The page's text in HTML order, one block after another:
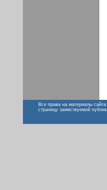
Все права на материалы
страницу заимствуемой